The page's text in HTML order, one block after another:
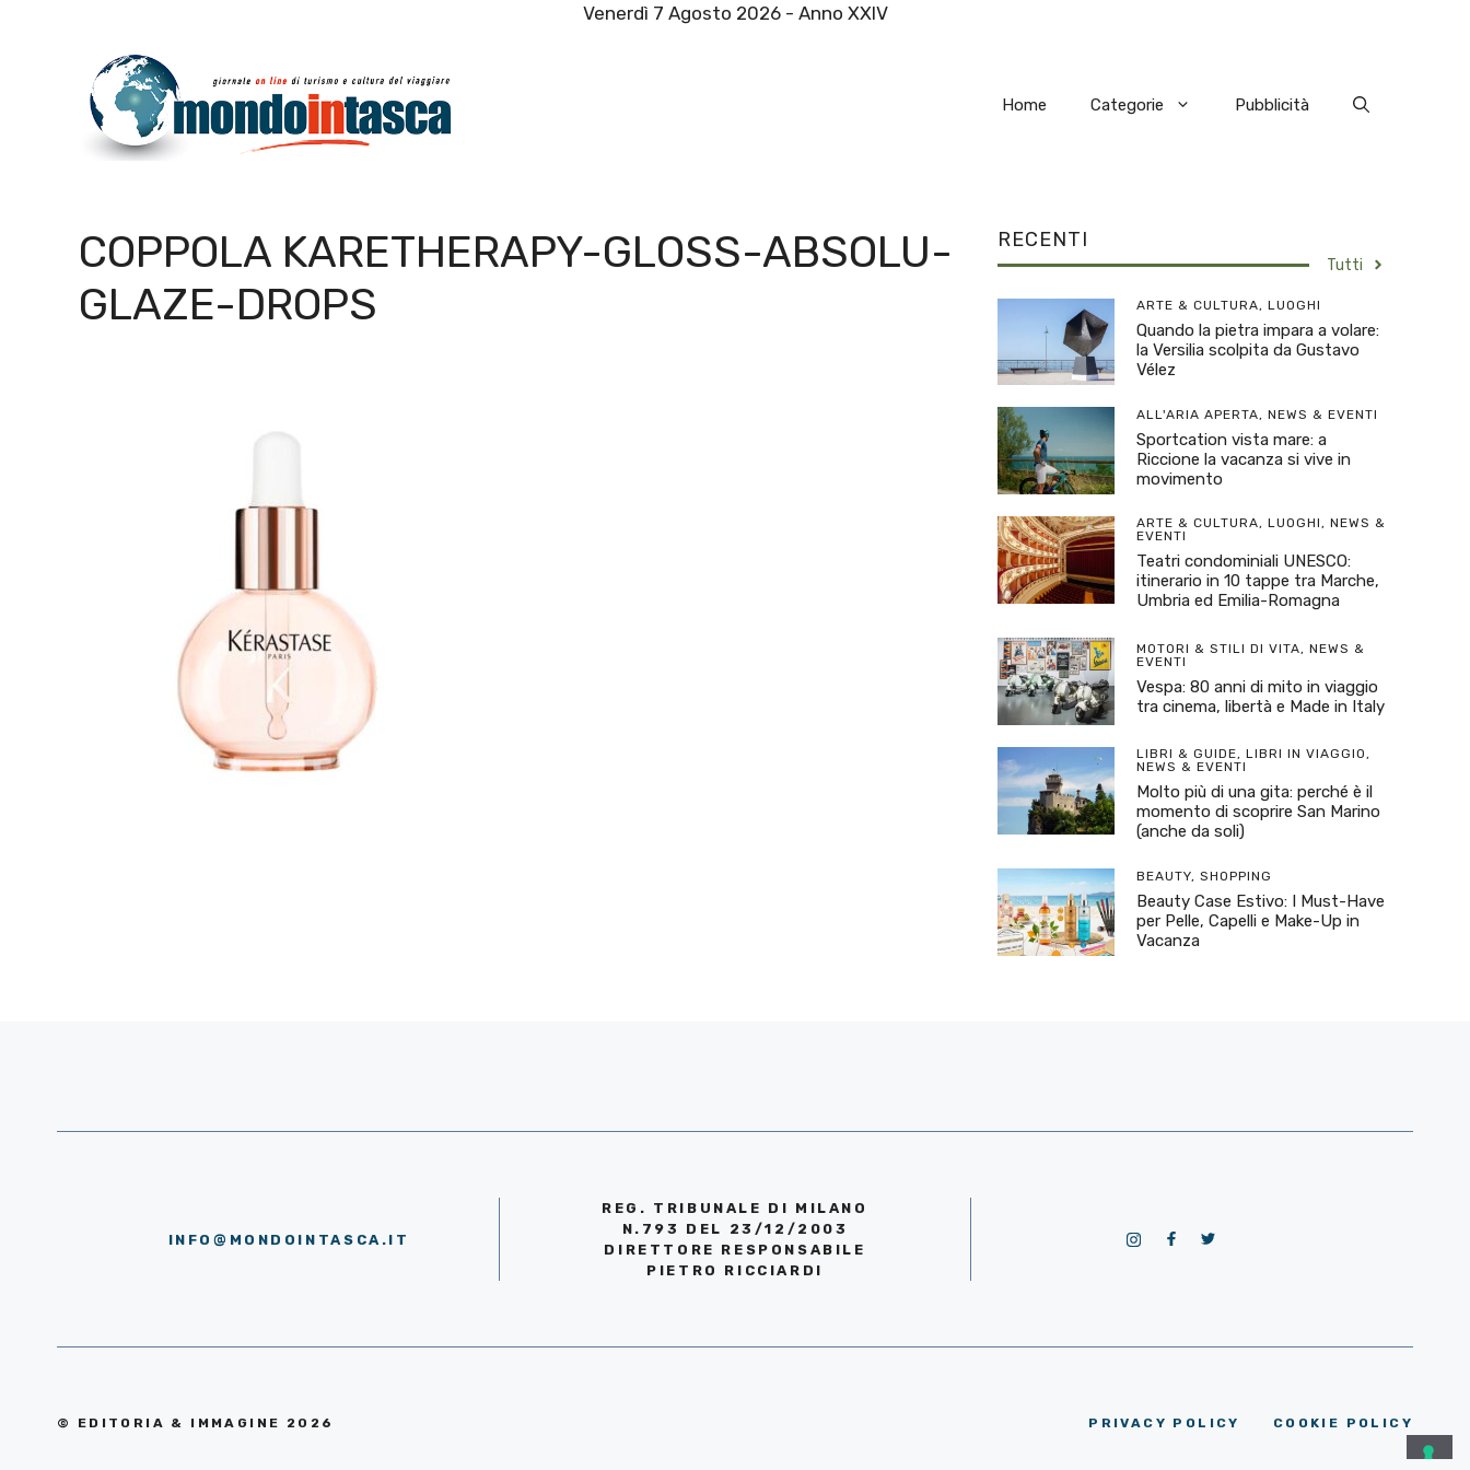
Venerdì 7 Agosto 2026 - Anno XXIV
Home Categorie Pubblicità
COPPOLA KARETHERAPY-GLOSS-ABSOLU-
GLAZE-DROPS
RECENTI
Tutti
ARTE & CULTURA, LUOGHI
Quando la pietra impara a volare:
la Versilia scolpita da Gustavo
Vélez
ALL'ARIA APERTA, NEWS & EVENTI
Sportcation vista mare: a
Riccione la vacanza si vive in
movimento
ARTE & CULTURA, LUOGHI, NEWS &
EVENTI
Teatri condominiali UNESCO:
itinerario in 10 tappe tra Marche,
Umbria ed Emilia-Romagna
MOTORI & STILI DI VITA, NEWS &
EVENTI
Vespa: 80 anni di mito in viaggio
tra cinema, libertà e Made in Italy
LIBRI & GUIDE, LIBRI IN VIAGGIO,
NEWS & EVENTI
Molto più di una gita: perché è il
momento di scoprire San Marino
(anche da soli)
BEAUTY, SHOPPING
Beauty Case Estivo: I Must-Have
per Pelle, Capelli e Make-Up in
Vacanza
INFO@MONDOINTASCA.IT
REG. TRIBUNALE DI MILANO
N.793 DEL 23/12/2003
DIRETTORE RESPONSABILE
PIETRO RICCIARDI
© EDITORIA & IMMAGINE 2026 PRIVACY POLICY COOKIE POLICY